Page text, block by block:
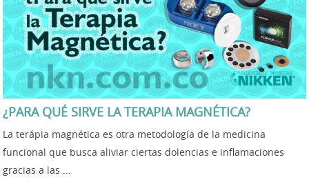
¿PARA QUÉ SIRVE LA TERAPIA MAGNÉTICA?
La terápia magnética es otra metodología de la medicina
funcional que busca aliviar ciertas dolencias e inflamaciones
gracias a las ...